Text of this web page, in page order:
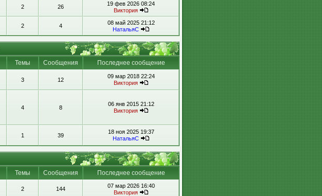
2 26
19 фев 2026 08:24
Виктория
2 4
08 май 2025 21:12
НатальяС
Темы Сообщения
Последнее сообщение
3 12
09 мар 2018 22:24
Виктория
4 8
06 янв 2015 21:12
Виктория
1 39
18 ноя 2025 19:37
НатальяС
Темы Сообщения Последнее сообщение
2 144
07 мар 2026 16:40
Виктория